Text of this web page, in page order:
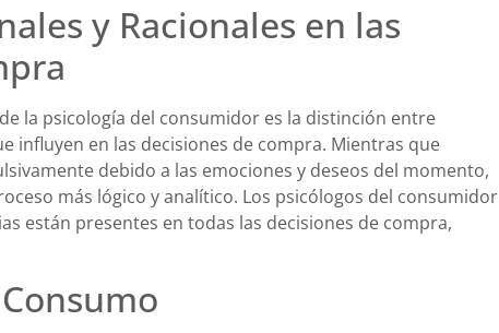
y Racionales en las
la psicología del consumidor es la distinción entre
influyen en las decisiones de compra. Mientras que
debido a las emociones y deseos del momento,
más lógico y analítico. Los psicólogos del consumidor
están presentes en todas las decisiones de compra,